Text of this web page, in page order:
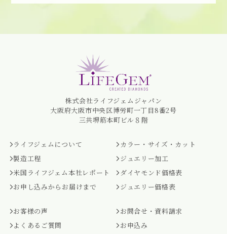
株式会社ライフジェムジャパン
大阪府大阪市中央区博労町一丁目8番2号
三共堺筋本町ビル８階
ライフジェムについて
製造工程
米国ライフジェム本社レポート
お申し込みからお届けまで
カラー・サイズ・カット
ジュエリー加工
ダイヤモンド価格表
ジュエリー価格表
お客様の声
よくあるご質問
お問合せ・資料請求
お申込み